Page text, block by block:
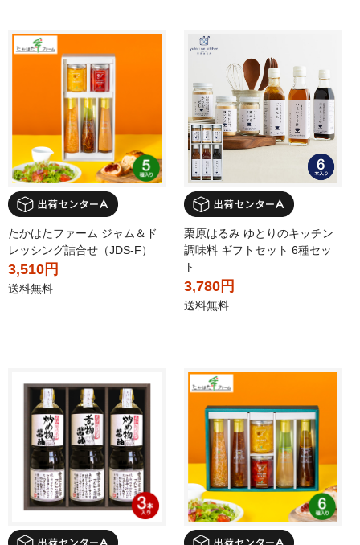
たかはたファーム ジャム＆ド
レッシング詰合せ（JDS-F）
3,510円
送料無料
栗原はるみ ゆとりのキッチン
調味料 ギフトセット 6種セッ
ト
3,780円
送料無料